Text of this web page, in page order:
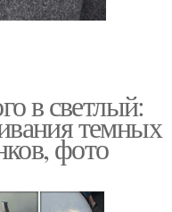
в светлый:
темных
фото